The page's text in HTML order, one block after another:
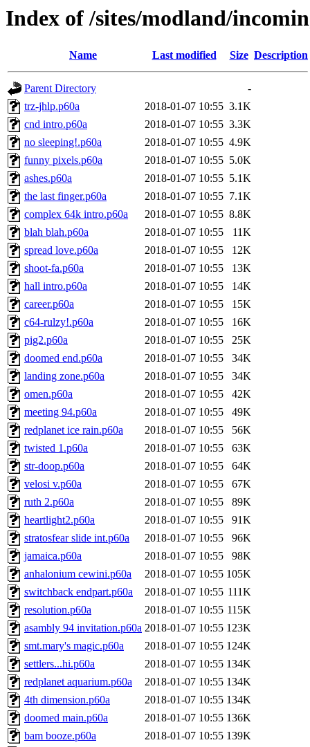
Index of /sites/modland/
Name Last modified Size Description
Parent Directory
-
trz-jhlp.p60a
2018-01-07 10:55 3.1K
cnd intro.p60a
2018-01-07 10:55 3.3K
no sleeping!.p60a
2018-01-07 10:55 4.9K
funny pixels.p60a
2018-01-07 10:55 5.0K
ashes.p60a
2018-01-07 10:55 5.1K
the last finger.p60a
2018-01-07 10:55 7.1K
complex 64k intro.p60a
2018-01-07 10:55 8.8K
blah blah.p60a
2018-01-07 10:55
11K
spread love.p60a
2018-01-07 10:55
12K
shoot-fa.p60a
2018-01-07 10:55
13K
hall intro.p60a
2018-01-07 10:55
14K
career.p60a
2018-01-07 10:55
15K
c64-rulzy!.p60a
2018-01-07 10:55
16K
pig2.p60a
2018-01-07 10:55
25K
doomed end.p60a
2018-01-07 10:55
34K
landing zone.p60a
2018-01-07 10:55
34K
omen.p60a
2018-01-07 10:55
42K
meeting 94.p60a
2018-01-07 10:55
49K
redplanet ice rain.p60a
2018-01-07 10:55
56K
twisted 1.p60a
2018-01-07 10:55
63K
str-doop.p60a
2018-01-07 10:55
64K
velosi v.p60a
2018-01-07 10:55
67K
ruth 2.p60a
2018-01-07 10:55
89K
heartlight2.p60a
2018-01-07 10:55
91K
stratosfear slide int.p60a
2018-01-07 10:55
96K
jamaica.p60a
2018-01-07 10:55
98K
anhalonium cewini.p60a
2018-01-07 10:55 105K
switchback endpart.p60a
2018-01-07 10:55 111K
resolution.p60a
2018-01-07 10:55 115K
asambly 94 invitation.p60a 2018-01-07 10:55 123K
smt.mary's magic.p60a
2018-01-07 10:55 124K
settlers...hi.p60a
2018-01-07 10:55 134K
redplanet aquarium.p60a
2018-01-07 10:55 134K
4th dimension.p60a
2018-01-07 10:55 134K
doomed main.p60a
2018-01-07 10:55 136K
bam booze.p60a
2018-01-07 10:55 139K